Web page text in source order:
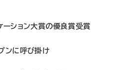
ーション大賞の優良賞受賞
ンに呼び掛け